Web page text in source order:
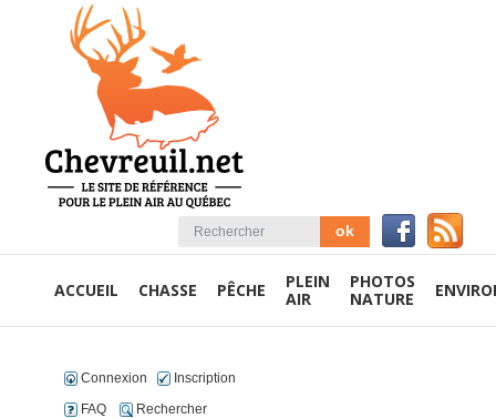
ACCUEIL CHASSE PÊCHE
PLEIN
AIR
PHOTOS
NATURE
Connexion
Inscription
FAQ
Rechercher